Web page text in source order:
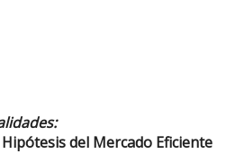
del Mercado Eficiente